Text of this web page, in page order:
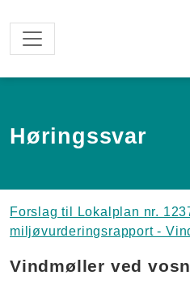
Høringssvar
Forslag til Lokalplan nr.
miljøvurderingsrapport -
Vindmøller ved